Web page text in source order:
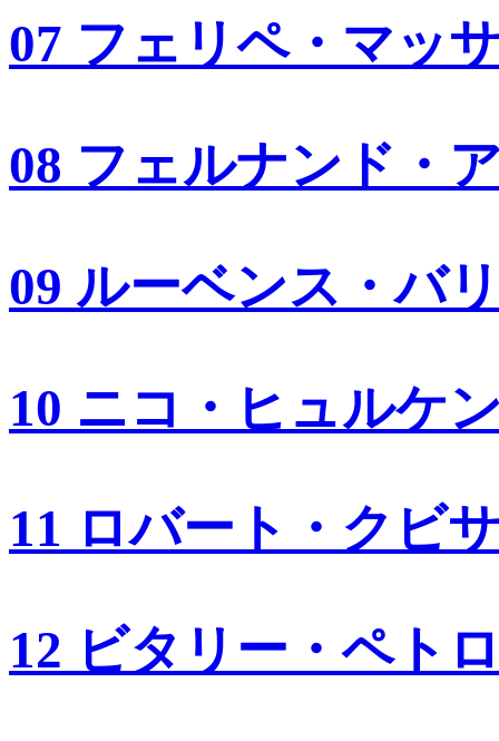
07 フェリペ・マッ
08 フェルナンド・
09 ルーベンス・バ
10 ニコ・ヒュルケ
11 ロバート・クビ
12 ビタリー・ペト